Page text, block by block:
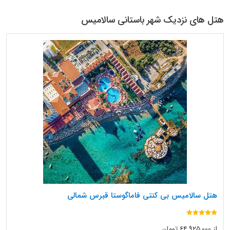
هتل های نزدیک شهر باستانی سالامیس
هتل سالامیس بی کنتی فاماگوستا قبرس شمالی